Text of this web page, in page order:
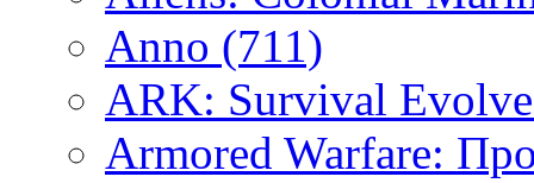
Anno (711)
ARK: Survival
Armored Warfare: